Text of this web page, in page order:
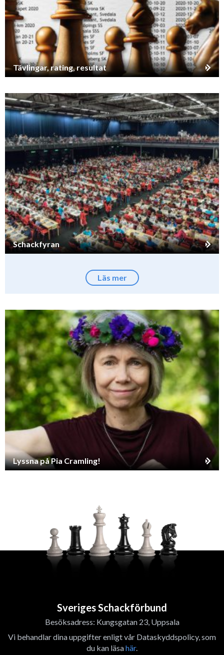
Tävlingar, rating, resultat
Schackfyran
Läs mer
Lyssna på Pia Cramling!
Sveriges Schackförbund
Besöksadress: Kungsgatan 23, Uppsala
Vi behandlar dina uppgifter enligt vår Dataskyddspolicy, som
du kan läsahär.